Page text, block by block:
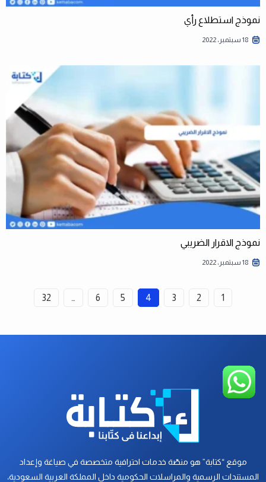
نموذج استطلاع رأي
18 سبتمبر، 2022
نموذج الاقرار الضريبي
18 سبتمبر، 2022
1
2
3
4
5
6
…
32
موقع “كتابة” هو منصّة خدمات احترافية متخصصة في صياغة وإعداد
المستندات الرسمية والمراسلات الحكومية داخل المملكة العربية السعودية،